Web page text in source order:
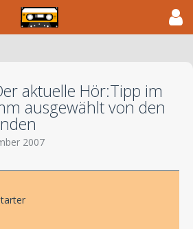
aktuelle Hör:Tipp im
ausgewählt von den
2007